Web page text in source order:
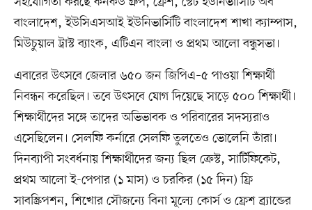
বাংলাদেশ, ইউসিএসআই ইউনিভার্সিটি বাংলাদেশ শাখা ক্যাম্পাস,
মিউচুয়াল ট্রাস্ট ব্যাংক, এটিএন বাংলা ও প্রথম আলো বন্ধুসভা।
এবারের উৎসবে জেলার ৬৫০ জন জিপিএ–৫ পাওয়া শিক্ষার্থী
নিবন্ধন করেছিল। তবে উৎসবে যোগ দিয়েছে সাড়ে ৫০০ শিক্ষার্থী।
শিক্ষার্থীদের সঙ্গে তাদের অভিভাবক ও পরিবারের সদস্যরাও
এসেছিলেন। সেলফি কর্নারে সেলফি তুলতেও ভোলেনি তাঁরা।
দিনব্যাপী সংবর্ধনায় শিক্ষার্থীদের জন্য ছিল ক্রেস্ট, সার্টিফিকেট,
প্রথম আলো ই-পেপার (১ মাস) ও চরকির (১৫ দিন) ফ্রি
সাবস্ক্রিপশন, শিখোর সৌজন্যে বিনা মূল্যে কোর্স ও ফ্রেশ ব্র্যান্ডের